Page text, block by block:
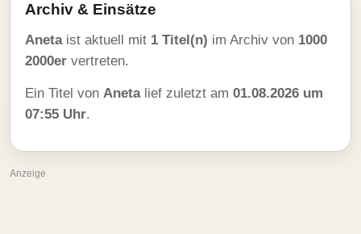
Archiv & Einsätze
Anetaist aktuell mit 1 Titel(n) im Archiv von 1000
2000er vertreten.
Ein Titel von Anetalief zuletzt am 01.08.2026 um
07:55 Uhr.
Anzeige